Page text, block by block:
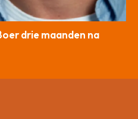
drie maanden na